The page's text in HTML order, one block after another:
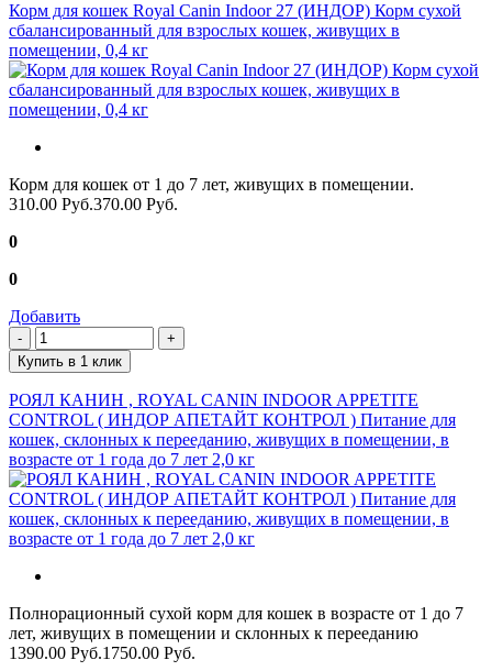
Корм для кошек Royal Canin Indoor 27 (ИНДОР) Корм сухой
сбалансированный для взрослых кошек, живущих в
помещении, 0,4 кг
Корм для кошек от 1 до 7 лет, живущих в помещении.
310.00 Руб.370.00 Руб.
0
0
Добавить
Купить в 1 клик
РОЯЛ КАНИН , ROYAL CANIN INDOOR APPETITE
CONTROL ( ИНДОР АПЕТАЙТ КОНТРОЛ ) Питание для
кошек, склонных к перееданию, живущих в помещении, в
возрасте от 1 года до 7 лет 2,0 кг
Полнорационный сухой корм для кошек в возрасте от 1 до 7
лет, живущих в помещении и склонных к перееданию
1390.00 Руб.1750.00 Руб.